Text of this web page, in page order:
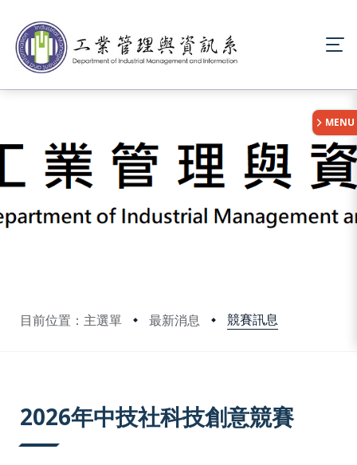
目前位置：主選單 最新消息 競賽訊息
:::
MENU
2026年中技社科技創意競賽